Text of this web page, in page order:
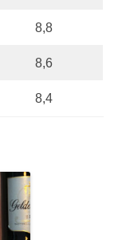
8,8
8,6
8,4